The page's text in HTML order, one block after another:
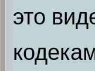
это